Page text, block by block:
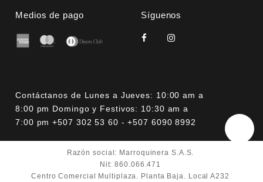
Medios de pago Síguenos
Contáctanos de Lunes a Jueves: 10:00 am a
8:00 pm Domingo y Festivos: 10:30 am a
7:00 pm +507 302 53 60 - +507 6090 8992
Razón social: Marroquinera S.A.S.
Nit: 860.066.471
Centro Comercial Multiplaza. Planta Baja. Local A232